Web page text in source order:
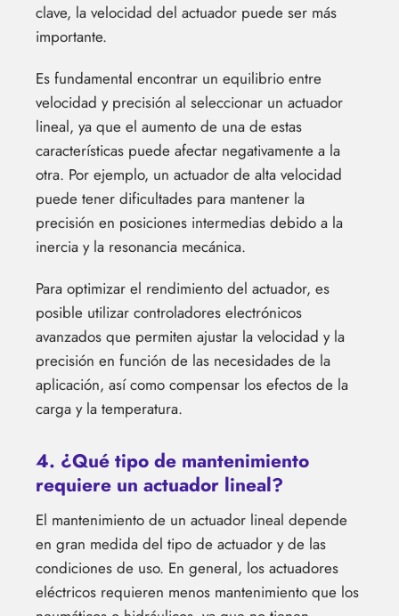
clave, la velocidad del actuador puede ser más
importante.
Es fundamental encontrar un equilibrio entre
velocidad y precisión al seleccionar un actuador
lineal, ya que el aumento de una de estas
características puede afectar negativamente a la
otra. Por ejemplo, un actuador de alta velocidad
puede tener dificultades para mantener la
precisión en posiciones intermedias debido a la
inercia y la resonancia mecánica.
Para optimizar el rendimiento del actuador, es
posible utilizar controladores electrónicos
avanzados que permiten ajustar la velocidad y la
precisión en función de las necesidades de la
aplicación, así como compensar los efectos de la
carga y la temperatura.
4. ¿Qué tipo de mantenimiento
requiere un actuador lineal?
El mantenimiento de un actuador lineal depende
en gran medida del tipo de actuador y de las
condiciones de uso. En general, los actuadores
eléctricos requieren menos mantenimiento que los